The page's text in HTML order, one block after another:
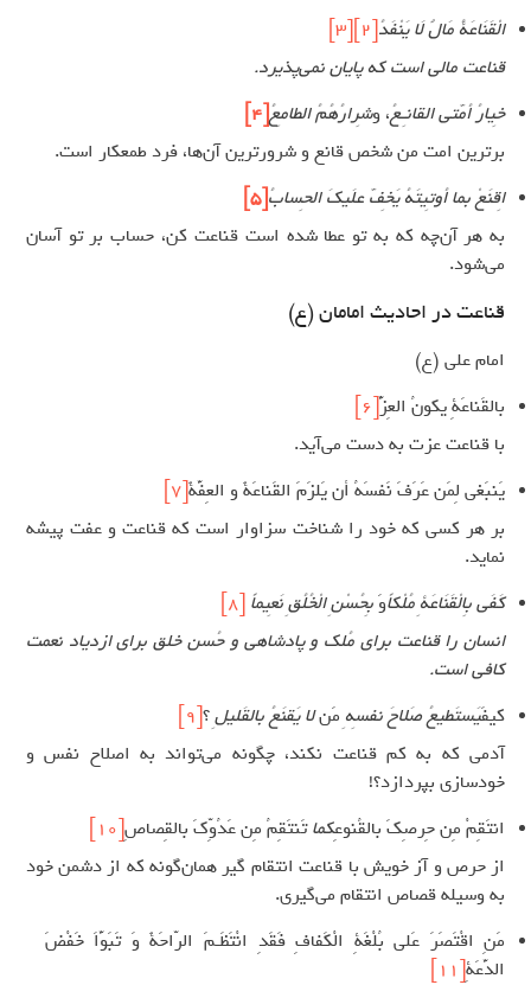
الْقَنَاعَةُ مَالٌ لَا يَنْفَدُ[2]
[3]
قناعت مالی است که پایان نمی‌پذیرد.
خِيارُ اُمَّتي القانِـعُ، وشِرارُهُمُ الطامِعُ[4]
برترین امت من شخص قانع و شرورترین آن‌ها، فرد طمعکار است.
اِقنَعْ بما اُوتِيتَهُ يَخِفَّ علَيكَ الحِسابُ[5]
به هر آن‌چه که به تو عطا شده است قناعت کن، حساب بر تو آسان
می‌شود.
قناعت در احادیث امامان (ع)
امام علی (ع)
بالقَناعَةِ يكونُ العِزُّ[6]
با قناعت عزت به دست می‌آید.
يَنبَغي لِمَن عَرَفَ نَفسَهُ أن يَلزَمَ القَناعَةَ و العِفَّةَ[7]
بر هر کسی که خود را شناخت سزاوار است که قناعت و عفت پیشه
نماید.
كَفَى بِالْقَنَاعَةِ مُلْكاًوَبِحُسْنِ الْخُلُقِ نَعِيماً [8]
انسان را قناعت برای مُلک و پادشاهی و حُسن خلق برای ازدیاد نعمت
کافی است.
كيفَيَستَطيعُ صَلاحَ نفسِهِ مَنلا يَقنَعُ بالقَليلِ؟[9]
آدمی که به کم قناعت نکند، چگونه می‌تواند به اصلاح نفس و
خودسازی بپردازد؟!
انتَقِمْ مِن حِرصِكَ بالقُنوعِكماتَنتَقِمُ مِن عَدُوِّكَ بالقِصاصِ[10]
از حرص و آز خویش با قناعت انتقام گیر همان‌گونه که از دشمن خود
به وسیله قصاص انتقام می‌گیری.
مَنِ اقْتَصَرَ عَلي بُلْغَةِ الْكَفافِ فَقَدِ انْتَظَـمَ الرّاحَةَ وَ تَبَوَّاَ خَفْضَ
الدَّعَةِ[11]